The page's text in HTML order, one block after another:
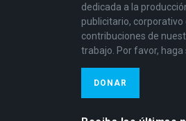
dedicada a la
publicitario,
contribuciones de
trabajo. Por favor, haga
DONAR